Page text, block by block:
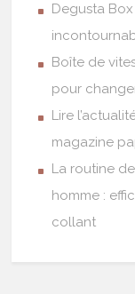
Degusta
Boîte de
pour
Lire
magazine
La routine
homme :
collant